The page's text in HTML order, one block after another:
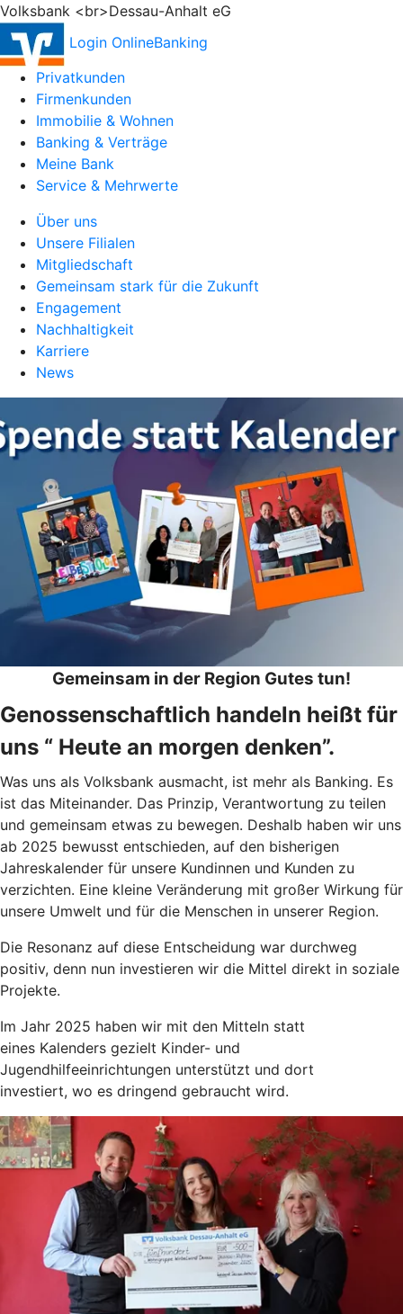
Volksbank <br>Dessau-Anhalt eG
Login OnlineBanking
Privatkunden
Firmenkunden
Immobilie & Wohnen
Banking & Verträge
Meine Bank
Service & Mehrwerte
Über uns
Unsere Filialen
Mitgliedschaft
Gemeinsam stark für die Zukunft
Engagement
Nachhaltigkeit
Karriere
News
Gemeinsam in der Region Gutes tun!
Genossenschaftlich handeln heißt für
uns “ Heute an morgen denken”.
Was uns als Volksbank ausmacht, ist mehr als Banking. Es
ist das Miteinander. Das Prinzip, Verantwortung zu teilen
und gemeinsam etwas zu bewegen. Deshalb haben wir uns
ab 2025 bewusst entschieden, auf den bisherigen
Jahreskalender für unsere Kundinnen und Kunden zu
verzichten. Eine kleine Veränderung mit großer Wirkung für
unsere Umwelt und für die Menschen in unserer Region.
Die Resonanz auf diese Entscheidung war durchweg
positiv, denn nun investieren wir die Mittel direkt in soziale
Projekte.
Im Jahr 2025 haben wir mit den Mitteln statt
eines Kalenders gezielt Kinder- und
Jugendhilfeeinrichtungen unterstützt und dort
investiert, wo es dringend gebraucht wird.